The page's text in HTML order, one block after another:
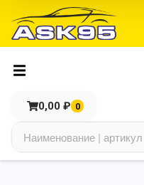
0,00 ₽ 0